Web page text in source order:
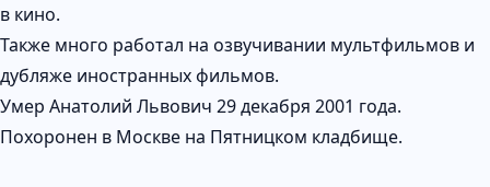
в кино.
Также много работал на озвучивании мультфильмов и
дубляже иностранных фильмов.
Умер Анатолий Львович 29 декабря 2001 года.
Похоронен в Москве на Пятницком кладбище.